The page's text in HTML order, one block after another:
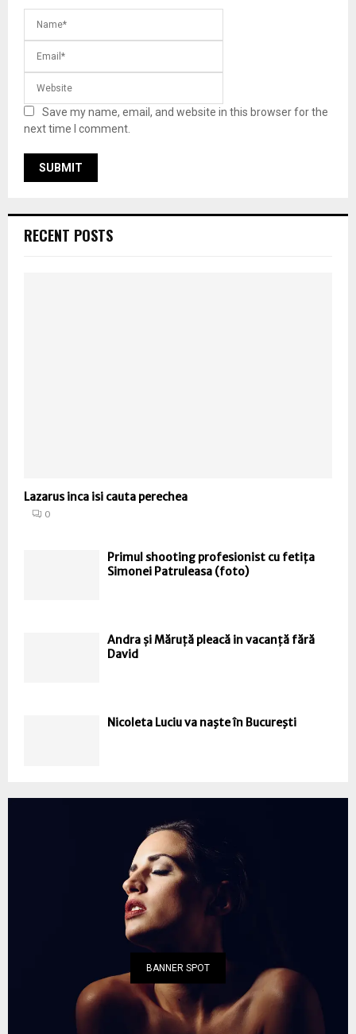
Save my name, email, and website in this browser for the
next time I comment.
RECENT POSTS
Lazarus inca isi cauta perechea
0
Primul shooting profesionist cu fetița
Simonei Patruleasa (foto)
Andra și Măruță pleacă in vacanță fără
David
Nicoleta Luciu va naşte în Bucureşti
BANNER SPOT